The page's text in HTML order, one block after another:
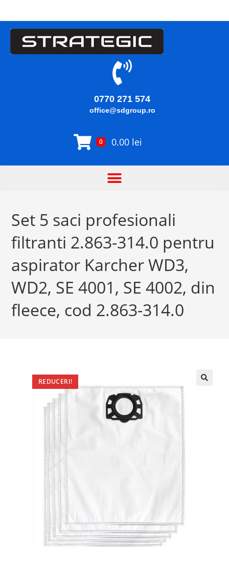
0770 271 574
office@sdgroup.ro
0 0.00 lei
Set 5 saci profesionali
filtranti 2.863-314.0 pentru
aspirator Karcher WD3,
WD2, SE 4001, SE 4002, din
fleece, cod 2.863-314.0
REDUCERI!